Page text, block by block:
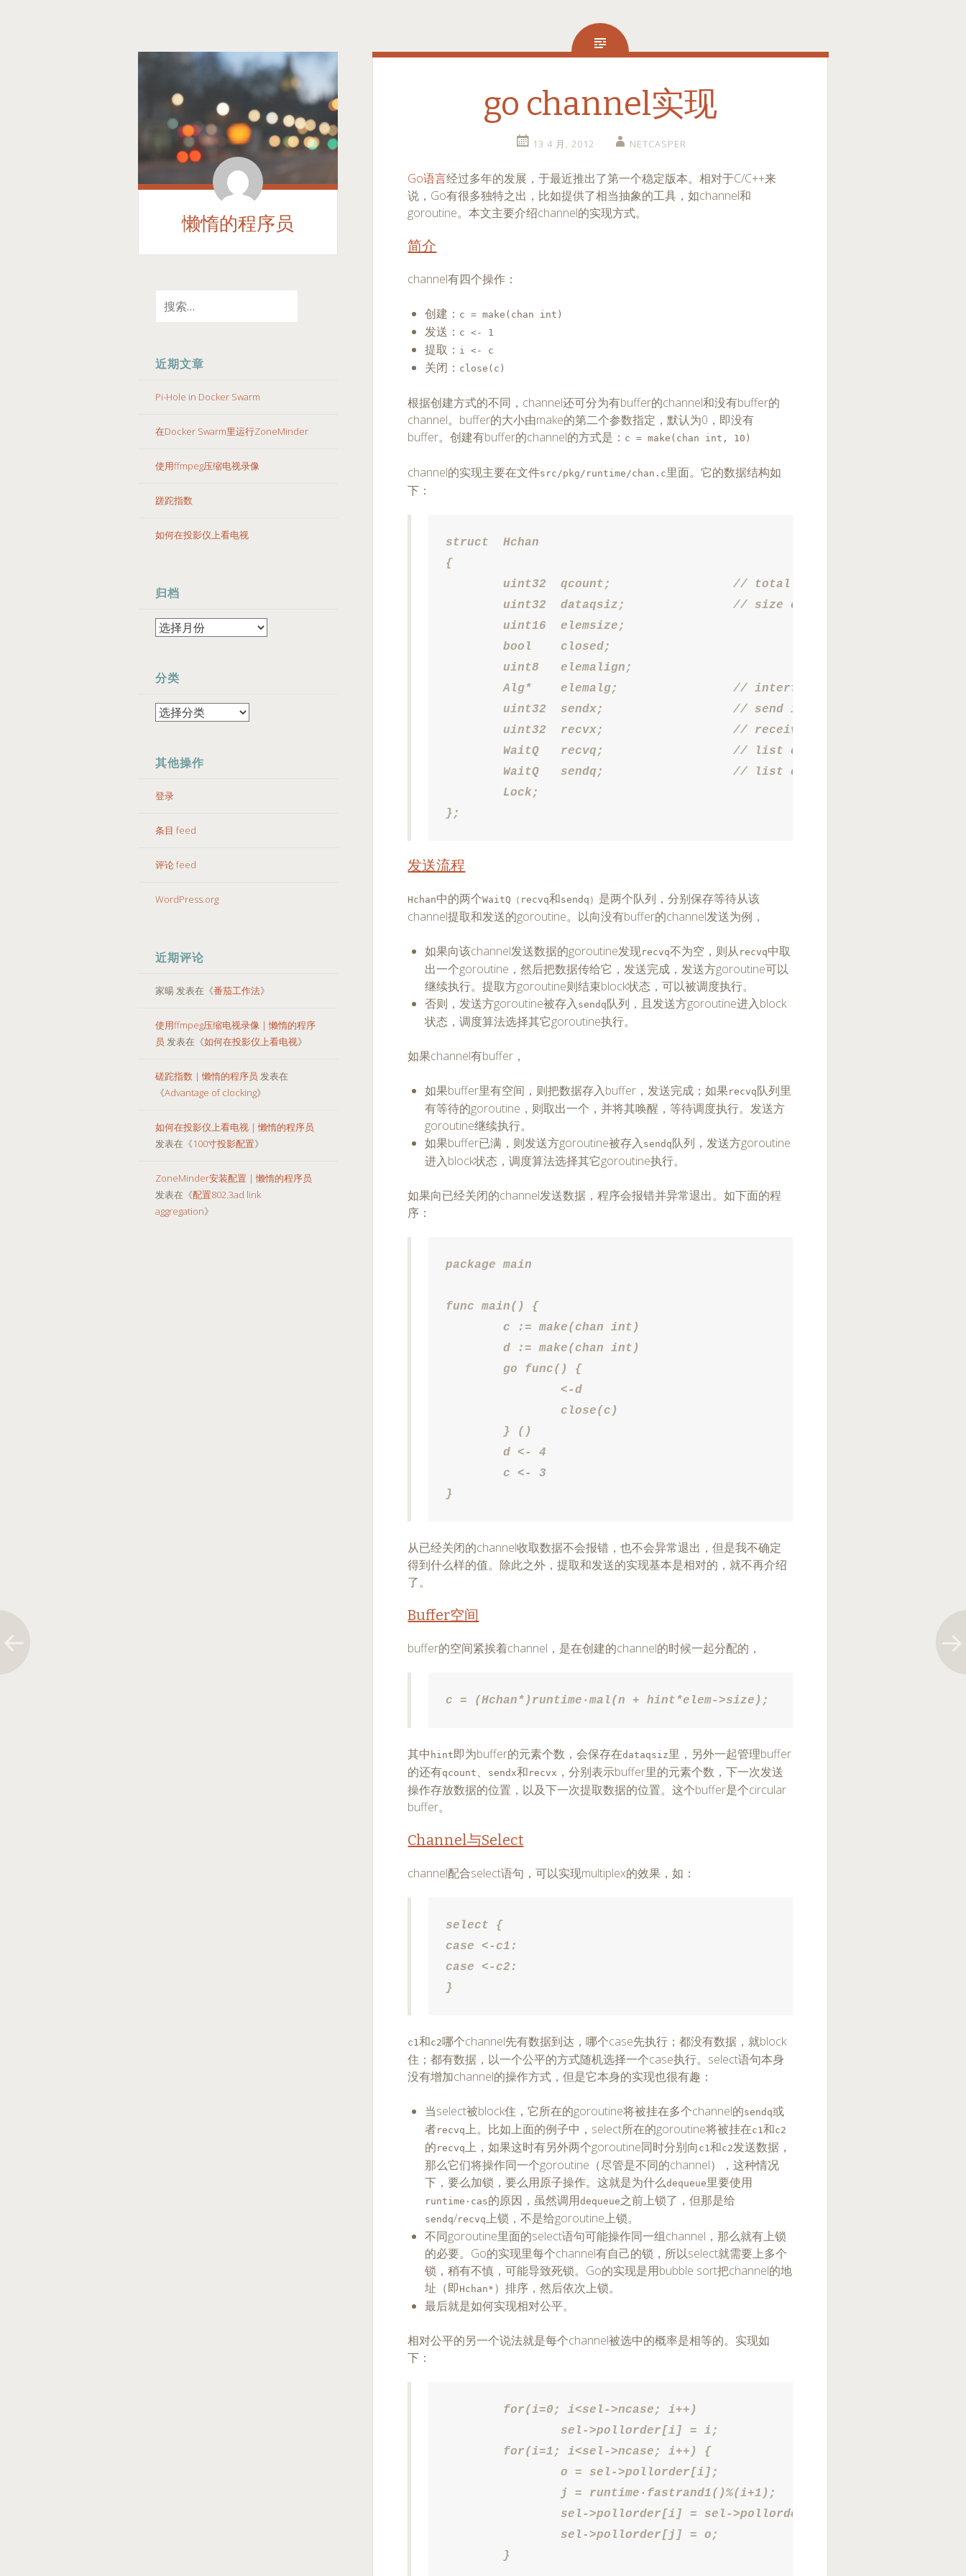
懒惰的程序员
TO
近期文章
Pi-Hole in Docker Swarm
在Docker Swarm里运行ZoneMinder
使用ffmpeg压缩电视录像
蹉跎指数
如何在投影仪上看电视
归档
分类
其他操作
登录
条目 feed
评论 feed
WordPress.org
近期评论
家暘发表在《番茄工作法》
使用ffmpeg压缩电视录像 | 懒惰的程序
员 发表在《如何在投影仪上看电视》
磋跎指数 | 懒惰的程序员 发表在
《Advantage of clocking》
如何在投影仪上看电视 | 懒惰的程序员
发表在《100寸投影配置》
ZoneMinder安装配置 | 懒惰的程序员
发表在《配置802.3ad link
aggregation》
go channel实现
13 4 月, 2012 NETCASPER
Go语言经过多年的发展，于最近推出了第一个稳定版本。相对于C/C++来
说，Go有很多独特之出，比如提供了相当抽象的工具，如channel和
goroutine。本文主要介绍channel的实现方式。
简介
channel有四个操作：
创建： c = make(chan int)
发送： c <- 1
提取： i <- c
关闭： close(c)
根据创建方式的不同，channel还可分为有buffer的channel和没有buffer的
channel。buffer的大小由make的第二个参数指定，默认为0，即没有
buffer。创建有buffer的channel的方式是： c = make(chan int, 10)
channel的实现主要在文件src/pkg/runtime/chan.c里面。它的数据结构如
下：
struct	Hchan
{
	uint32	qcount;			// total data in the q
	uint32	dataqsiz;		// size of the circular q
	uint16	elemsize;
	bool	closed;
	uint8	elemalign;
	Alg*	elemalg;		// interface for element type
	uint32	sendx;			// send index
	uint32	recvx;			// receive index
};
发送流程
Hchan中的两个WaitQ （ recvq和sendq） 是两个队列，分别保存等待从该
channel提取和发送的goroutine。以向没有buffer的channel发送为例，
如果向该channel发送数据的goroutine发现recvq不为空，则从 recvq中取
出一个goroutine，然后把数据传给它，发送完成，发送方goroutine可以
继续执行。提取方goroutine则结束block状态，可以被调度执行。
否则，发送方goroutine被存入 sendq队列，且发送方goroutine进入block
状态，调度算法选择其它goroutine执行。
如果channel有buffer，
如果buffer里有空间，则把数据存入buffer，发送完成；如果recvq队列里
有等待的goroutine，则取出一个，并将其唤醒，等待调度执行。发送方
goroutine继续执行。
如果buffer已满，则发送方goroutine被存入 sendq队列，发送方goroutine
进入block状态，调度算法选择其它goroutine执行。
如果向已经关闭的channel发送数据，程序会报错并异常退出。如下面的程
序：
package main
func main() {
	d := make(chan int)
	d <- 4
}
从已经关闭的channel收取数据不会报错，也不会异常退出，但是我不确定
得到什么样的值。除此之外，提取和发送的实现基本是相对的，就不再介绍
了。
Buffer空间
buffer的空间紧挨着channel，是在创建的channel的时候一起分配的，
c = (Hchan*)runtime·mal(n + hint*elem->size);
其中 hint即为buffer的元素个数，会保存在dataqsiz里，另外一起管理buffer
的还有qcount 、 sendx和 recvx ，分别表示buffer里的元素个数，下一次发送
操作存放数据的位置，以及下一次提取数据的位置。这个buffer是个circular
buffer。
Channel与Select
channel配合select语句，可以实现multiplex的效果，如：
select {
case <-c1:
case <-c2:
}
c1和c2哪个channel先有数据到达，哪个case先执行；都没有数据，就block
住；都有数据，以一个公平的方式随机选择一个case执行。select语句本身
没有增加channel的操作方式，但是它本身的实现也很有趣：
当select被block住，它所在的goroutine将被挂在多个channel的sendq或
者recvq上。比如上面的例子中，select所在的goroutine将被挂在c1和c2
的 recvq上，如果这时有另外两个goroutine同时分别向 c1和c2发送数据，
那么它们将操作同一个goroutine（尽管是不同的channel），这种情况
下，要么加锁，要么用原子操作。这就是为什么dequeue里要使用
runtime·cas的原因，虽然调用dequeue之前上锁了，但那是给
sendq/recvq上锁，不是给goroutine上锁。
不同goroutine里面的select语句可能操作同一组channel，那么就有上锁
的必要。Go的实现里每个channel有自己的锁，所以select就需要上多个
锁，稍有不慎，可能导致死锁。Go的实现是用bubble sort把channel的地
址（即 Hchan* ）排序，然后依次上锁。
最后就是如何实现相对公平。
相对公平的另一个说法就是每个channel被选中的概率是相等的。实现如
下：
		sel->pollorder[i] = i;
		o = sel->pollorder[i];
		sel->pollorder[i] = sel->pollorder[j];
		sel->pollorder[j] = o;
	}